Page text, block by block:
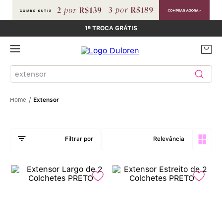
1ª TROCA GRÁTIS
Buscar produtos
Extensor
Relevância